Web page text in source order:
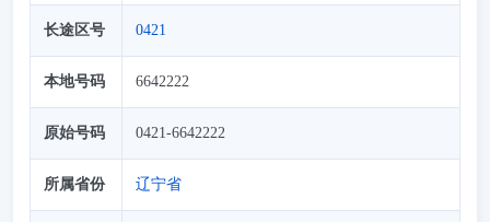
长途区号 0421
本地号码 6642222
原始号码 0421-6642222
所属省份 辽宁省